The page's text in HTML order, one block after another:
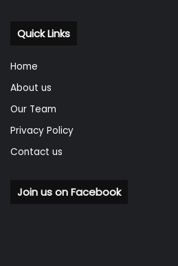
Quick Links
Home
About us
Our Team
Privacy Policy
Contact us
Join us on Facebook